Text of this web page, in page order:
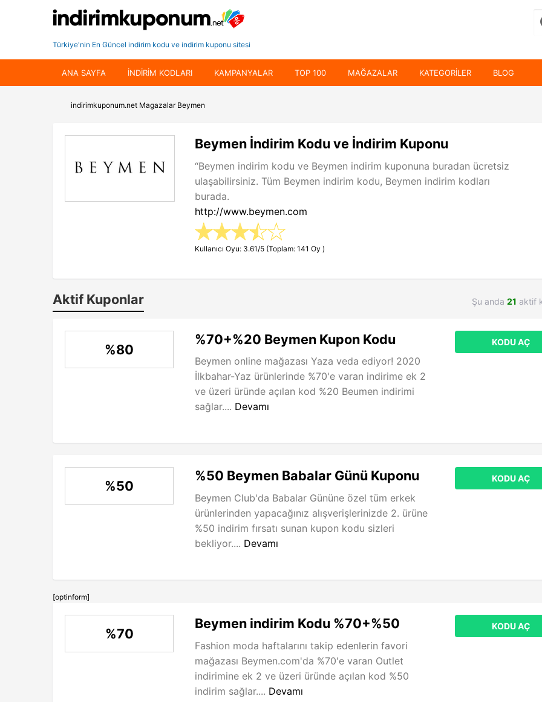
Türkiye'nin En Güncel indirim kodu ve indirim kuponu sitesi
ANA SAYFA INDIRIM KODLARI KAMPANYALAR TOP 100 MAĞAZALAR KATEGORILER BLOG
indirimkuponum.net Magazalar Beymen
Beymen İndirim Kodu ve İndirim Kuponu
“Beymen indirim kodu ve Beymen indirim kuponuna buradan ücretsiz
ulaşabilirsiniz. Tüm Beymen indirim kodu, Beymen indirim kodları
burada.
http://www.beymen.com
Kullanıcı Oyu: 3.61/5 (Toplam: 141 Oy )
Aktif Kuponlar Şu anda 21 aktif
%80
%70+%20 Beymen Kupon Kodu
Beymen online mağazası Yaza veda ediyor! 2020
İlkbahar-Yaz ürünlerinde %70'e varan indirime ek 2
ve üzeri üründe açılan kod %20 Beumen indirimi
sağlar.... Devamı
KODU AÇ
%50
%50 Beymen Babalar Günü Kuponu
Beymen Club'da Babalar Gününe özel tüm erkek
ürünlerinden yapacağınız alışverişlerinizde 2. ürüne
%50 indirim fırsatı sunan kupon kodu sizleri
bekliyor.... Devamı
KODU AÇ
[optinform]
%70
Beymen indirim Kodu %70+%50
Fashion moda haftalarını takip edenlerin favori
mağazası Beymen.com'da %70'e varan Outlet
indirimine ek 2 ve üzeri üründe açılan kod %50
indirim sağlar.... Devamı
KODU AÇ